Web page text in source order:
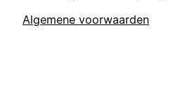
Algemene voorwaarden